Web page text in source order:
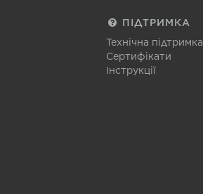
ПІДТРИМКА
Технічна підтримка
Сертифікати
Інструкції